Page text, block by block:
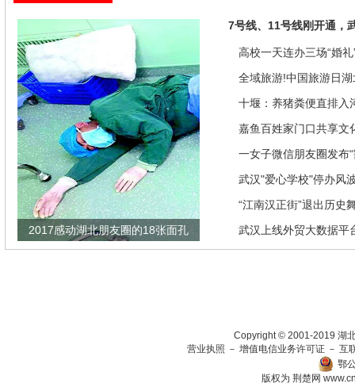
2017感动湖北朋友圈的18张面孔
7号线、11号线刚开通，
高校一天连办三场“婚
来是因为…
全域旅游!中国旅游日
推优惠政策
十堰：养猪粪便直排入
偿40余万元
嘉鱼百姓家门口共享文
馆讲座家里看
一女子微信朋友圈发布
发现竟是闹剧
武汉"爱心学校"停办风
“江南汉正街”退出历史
武汉上线外贸大数据平
Copyright © 2001-2019 湖
营业执照 － 增值电信业务许可证 － 互
鄂
版权为 荆楚网